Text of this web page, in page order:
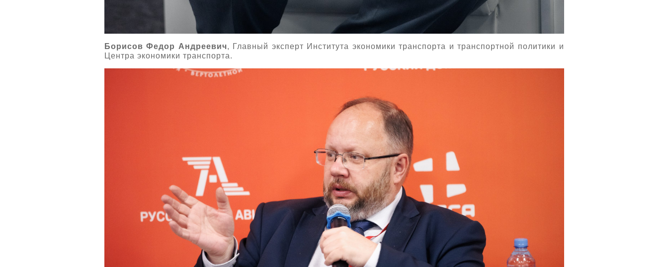
Борисов Федор Андреевич, Главный эксперт Института экономики транспорта и транспортной политики и
Центра экономики транспорта.